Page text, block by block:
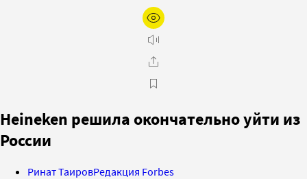
Heineken решила окончательно уйти из
России
Ринат ТаировРедакция Forbes